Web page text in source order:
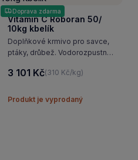
Doprava zdarma
Vitamin C Roboran 50/
10kg kbelík
Doplňkové krmivo pro savce,
ptáky, drůbež. Vodorozpustný
v sypkém krmivu nebo v pitné
3 101 Kč(310 Kč/kg)
Produkt je vyprodaný